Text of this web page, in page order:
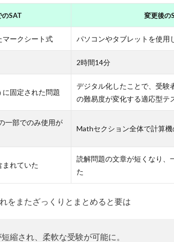
のSAT 変更後の
マークシート式 パソコンやタブレットを使用
2時間14分
に固定された問題
デジタル化したことで、受験
の難易度が変化する適応型テ
一部でのみ使用が
Mathセクション全体で計算
まれていた
読解問題の文章が短くなり、
た
をまたざっくりとまとめると要は
縮され、柔軟な受験が可能に。